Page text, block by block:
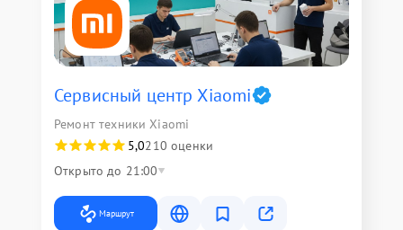
Сервисный центр Xiaomi
Ремонт техники Xiaomi
5,0210 оценки
Открыто до 21:00
Маршрут